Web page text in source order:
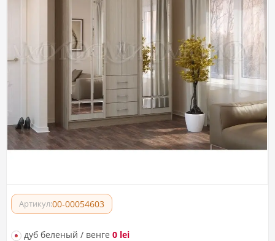
Артикул:00-00054603
дуб беленый / венге 0 lei